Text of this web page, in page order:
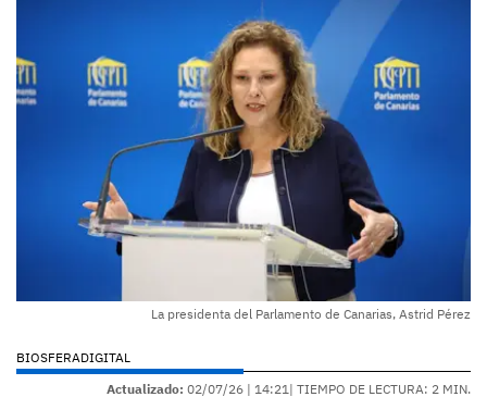
La presidenta del Parlamento de Canarias, Astrid Pérez
BIOSFERADIGITAL
Actualizado: 02/07/26 | 14:21 | TIEMPO DE LECTURA: 2 MIN.